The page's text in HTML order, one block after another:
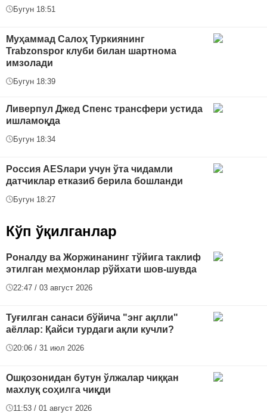
Бугун 18:51
Муҳаммад Салоҳ Туркиянинг
Trabzonspor клуби билан шартнома
имзолади
Бугун 18:39
Ливерпул Джед Спенс трансфери устида
ишламоқда
Бугун 18:34
Россия AESлари учун ўта чидамли
датчиклар етказиб берила бошланди
Бугун 18:27
Кўп ўқилганлар
Роналду ва Жоржинанинг тўйига таклиф
этилган меҳмонлар рўйхати шов-шувда
22:47 / 03 август 2026
Туғилган санаси бўйича "энг ақлли"
аёллар: Қайси турдаги ақли кучли?
20:06 / 31 июл 2026
Ошқозонидан бутун ўлжалар чиққан
махлуқ соҳилга чиқди
11:53 / 01 август 2026